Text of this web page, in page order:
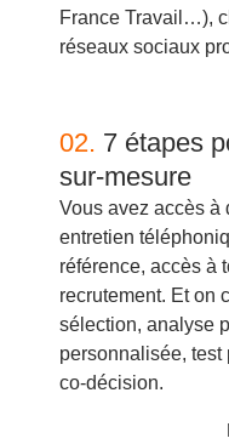
France Travail…),
réseaux sociaux
02. 7 étapes
sur-mesure
Vous avez accès à
entretien
référence, accès à
recrutement. Et on
sélection, analyse
personnalisée, test
co-décision.